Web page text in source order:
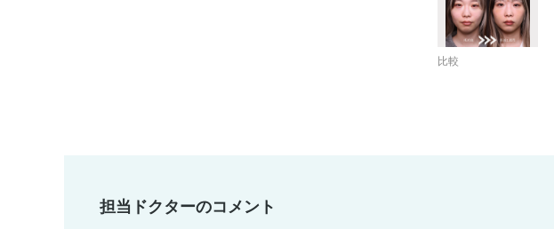
比較
担当ドクターのコメント